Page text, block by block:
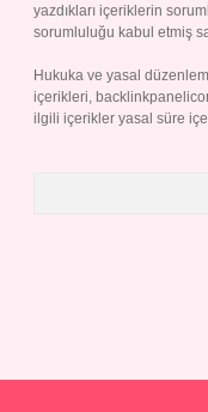
yazdıkları içeriklerin
sorumluluğu kabul etmiş
Hukuka ve yasal
içerikleri,
ilgili içerikler yasal süre